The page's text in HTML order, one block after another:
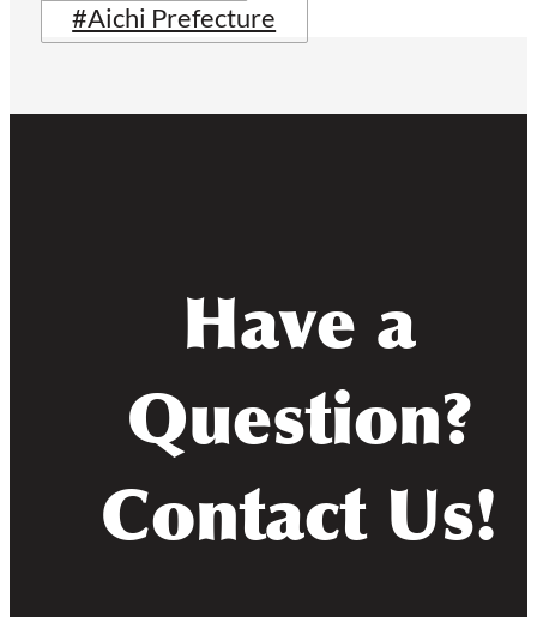
#Aichi Prefecture
Have a
Question?
Contact Us!